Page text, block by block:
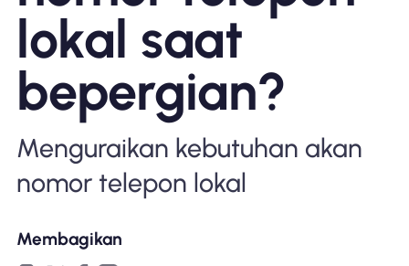
Menggunakan eSIM
Untuk bisnis
lokal saat
bepergian?
Menguraikan kebutuhan akan
nomor telepon lokal
Membagikan